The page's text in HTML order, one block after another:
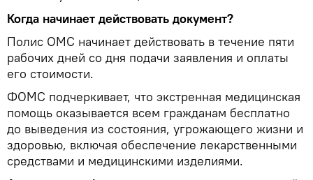
Когда начинает действовать документ?
Полис ОМС начинает действовать в течение пяти
рабочих дней со дня подачи заявления и оплаты
его стоимости.
ФОМС подчеркивает, что экстренная медицинская
помощь оказывается всем гражданам бесплатно
до выведения из состояния, угрожающего жизни и
здоровью, включая обеспечение лекарственными
средствами и медицинскими изделиями.